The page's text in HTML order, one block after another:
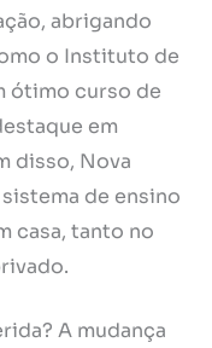
abrigando
o Instituto de
ótimo curso de
em
disso, Nova
de ensino
casa, tanto no
A mudança